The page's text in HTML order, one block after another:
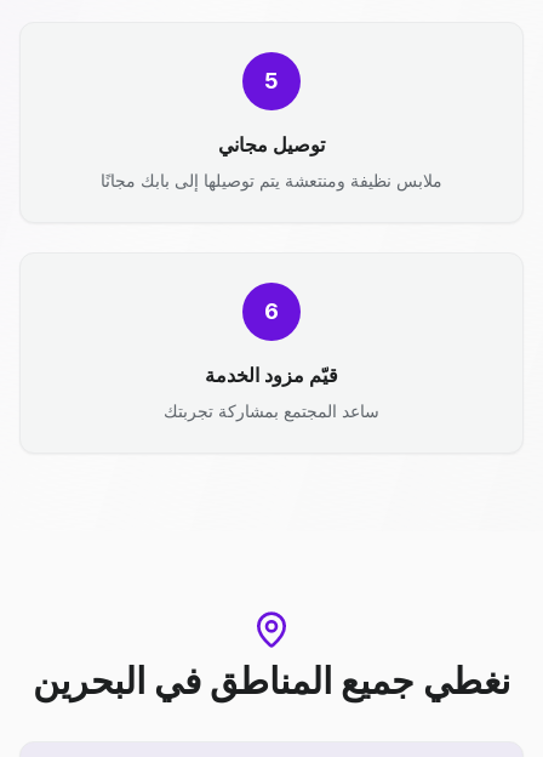
5
توصيل مجاني
ملابس نظيفة ومنتعشة يتم توصيلها إلى بابك مجانًا
6
قيّم مزود الخدمة
ساعد المجتمع بمشاركة تجربتك
نغطي جميع المناطق في البحرين